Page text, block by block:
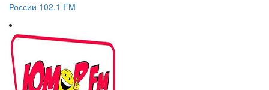
России 102.1 FM